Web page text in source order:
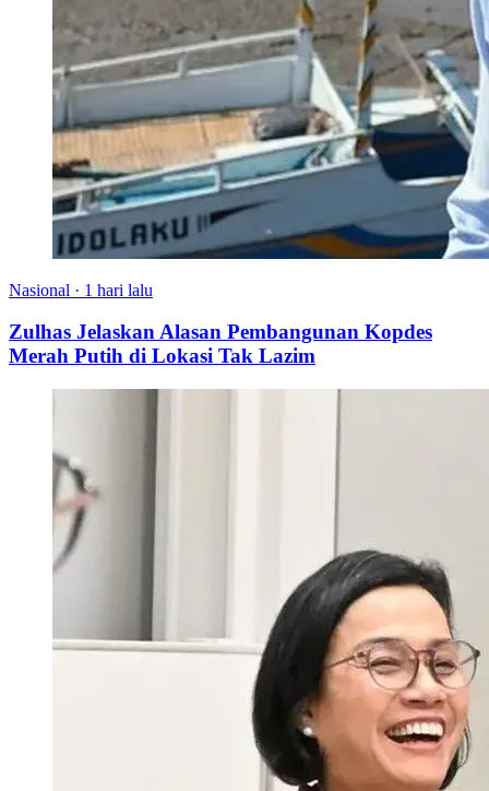
Nasional · 1 hari lalu
Zulhas Jelaskan Alasan Pembangunan Kopdes
Merah Putih di Lokasi Tak Lazim